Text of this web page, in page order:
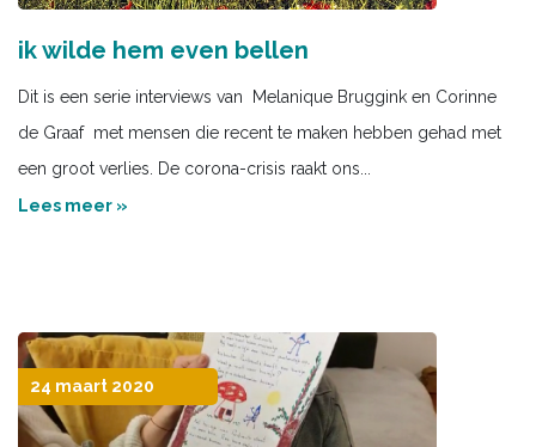
ik wilde hem even bellen
Dit is een serie interviews van Melanique Bruggink en Corinne
de Graaf met mensen die recent te maken hebben gehad met
een groot verlies. De corona-crisis raakt ons...
Lees meer »
24 maart 2020